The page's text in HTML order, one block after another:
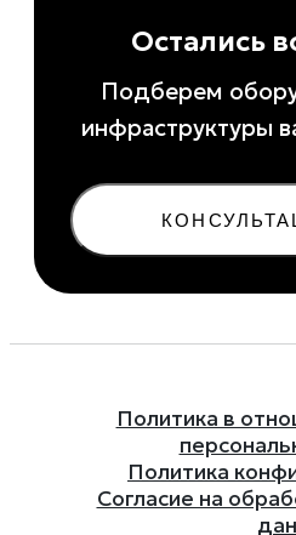
Остались
Подберем
инфраструктуры
Политика в
Политика
Согласие на